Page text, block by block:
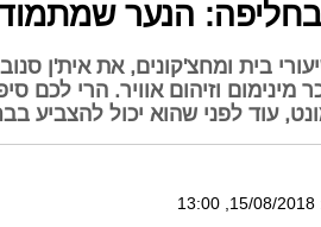
מינימום וזיהום אוויר. הרי לכם
עוד לפני שהוא יכול להצביע